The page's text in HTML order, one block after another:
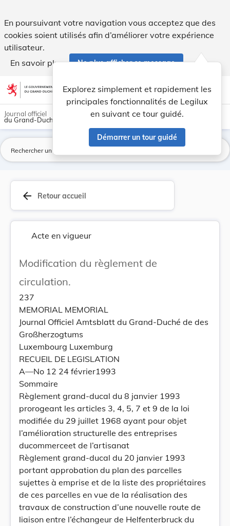
En poursuivant votre navigation vous acceptez que des
cookies soient utilisés afin d’améliorer votre expérience
utilisateur.
En savoir plus
Ne plus afficher ce message
Aller au contenu account_circle help Aide
Explorez simplement et rapidement les
principales fonctionnalités de Legilux
en suivant ce tour guidé.
Démarrer un tour guidé
light_mode dark_mode
Journal officiel
du Grand-Duché de Luxembourg
arrow_back Retour accueil
Acte en vigueur
Modification du règlement de
circulation.
237
MEMORIAL MEMORIAL
Journal Officiel Amtsblatt du Grand-Duché de des
Großherzogtums
Luxembourg Luxemburg
RECUEIL DE LEGISLATION
A—No 12 24 février1993
Sommaire
Règlement grand-ducal du 8 janvier 1993
prorogeant les articles 3, 4, 5, 7 et 9 de la loi
modifiée du 29 juillet 1968 ayant pour objet
l’amélioration structurelle des entreprises
ducommerceet de l’artisanat
Règlement grand-ducal du 20 janvier 1993
portant approbation du plan des parcelles
sujettes à emprise et de la liste des propriétaires
de ces parcelles en vue de la réalisation des
travaux de construction d’une nouvelle route de
liaison entre l’échangeur de Helfenterbruck du